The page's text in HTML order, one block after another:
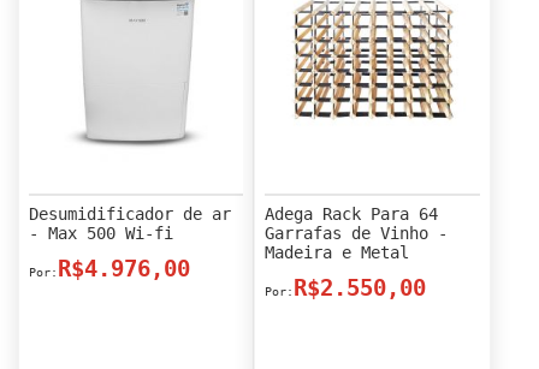
Desumidificador de ar
- Max 500 Wi-fi
R$4.976,00
Adega Rack Para 64
Garrafas de Vinho -
Madeira e Metal
R$2.550,00